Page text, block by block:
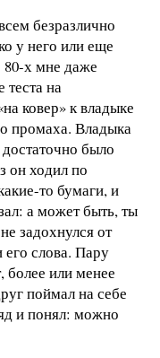
безразлично
у него или еще
80-х мне даже
на
ковер» к владыке
промаха. Владыка
было
он ходил по
то бумаги, и
а может быть, ты
задохнулся от
слова. Пару
более или менее
поймал на себе
и понял: можно